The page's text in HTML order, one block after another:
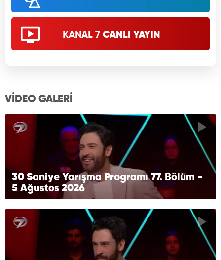
KANAL 7 CANLI YAYIN
VİDEO GALERİ
30 Saniye Yarışma Programı 77. Bölüm -
5 Ağustos 2026